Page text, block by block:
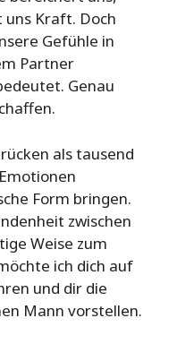
uns Kraft. Doch
Gefühle in
Partner
Genau
als tausend
Form bringen.
zwischen
Weise zum
ich dich auf
und dir die
Mann vorstellen.